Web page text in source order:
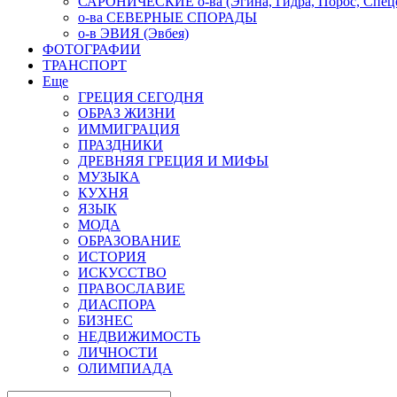
о-ва СЕВЕРНЫЕ СПОРАДЫ
о-в ЭВИЯ (Эвбея)
ФОТОГРАФИИ
ТРАНСПОРТ
Еще
ГРЕЦИЯ СЕГОДНЯ
ОБРАЗ ЖИЗНИ
ИММИГРАЦИЯ
ПРАЗДНИКИ
ДРЕВНЯЯ ГРЕЦИЯ И МИФЫ
МУЗЫКА
КУХНЯ
ЯЗЫК
МОДА
ОБРАЗОВАНИЕ
ИСТОРИЯ
ИСКУССТВО
ПРАВОСЛАВИЕ
ДИАСПОРА
БИЗНЕС
НЕДВИЖИМОСТЬ
ЛИЧНОСТИ
ОЛИМПИАДА